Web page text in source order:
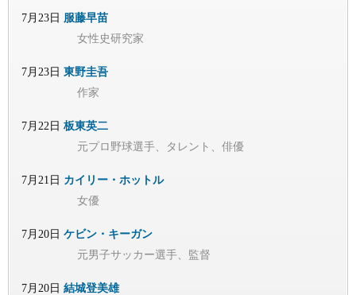
7月23日 服藤早苗
女性史研究家
7月23日 東野圭吾
作家
7月22日 板東英二
元プロ野球選手、タレント、俳優
7月21日 カイリー・ホットル
女優
7月20日 ケビン・キーガン
元男子サッカー選手、監督
7月20日 結城登美雄